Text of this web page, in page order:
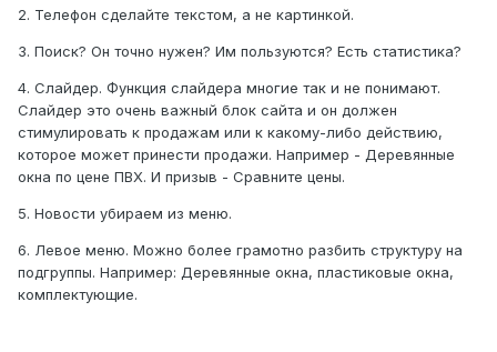
2. Телефон сделайте текстом, а не картинкой.
3. Поиск? Он точно нужен? Им пользуются? Есть статистика?
4. Слайдер. Функция слайдера многие так и не понимают.
Слайдер это очень важный блок сайта и он должен
стимулировать к продажам или к какому-либо действию,
которое может принести продажи. Например - Деревянные
окна по цене ПВХ. И призыв - Сравните цены.
5. Новости убираем из меню.
6. Левое меню. Можно более грамотно разбить структуру на
подгруппы. Например: Деревянные окна, пластиковые окна,
комплектующие.